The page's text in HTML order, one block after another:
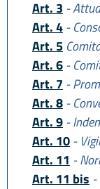
Art. 3 -
Art. 4 -
Art. 5
Art. 6 -
Art. 7 -
Art. 8 -
Art. 9 -
Art. 10 -
Art. 11 -
Art. 11 bis